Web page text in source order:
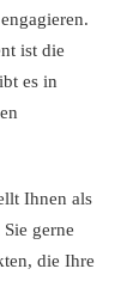
ist die
es in
Ihnen als
gerne
die Ihre